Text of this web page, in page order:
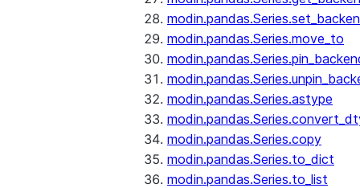
modin.pandas.Series.move_to
modin.pandas.Series.astype
modin.pandas.Series.copy
modin.pandas.Series.to_dict
modin.pandas.Series.to_list